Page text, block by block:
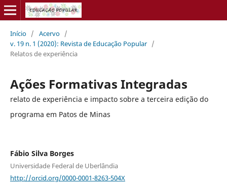
Início / Acervo /
v. 19 n. 1 (2020): Revista de Educação Popular /
Relatos de experiência
Ações Formativas Integradas
relato de experiência e impacto sobre a terceira edição do
programa em Patos de Minas
Fábio Silva Borges
Universidade Federal de Uberlândia
http://orcid.org/0000-0001-8263-504X